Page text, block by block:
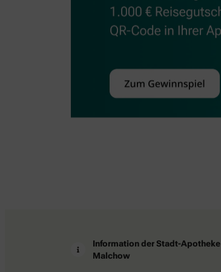
Information der Stadt-Apotheke
Malchow